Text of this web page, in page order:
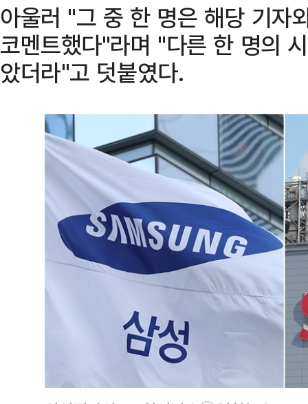
아울러 "그 중 한 명은 해당 기자
코멘트했다"라며 "다른 한 명의
았더라"고 덧붙였다.